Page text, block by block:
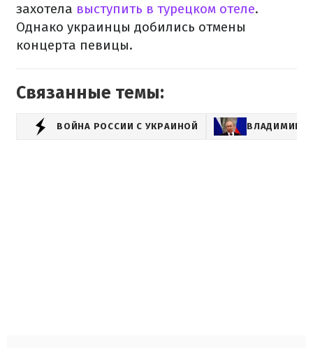
захотела выступить в турецком отеле.
Однако украинцы добились отмены
концерта певицы.
Связанные темы:
ВОЙНА РОССИИ С УКРАИНОЙ ВЛАДИМИР